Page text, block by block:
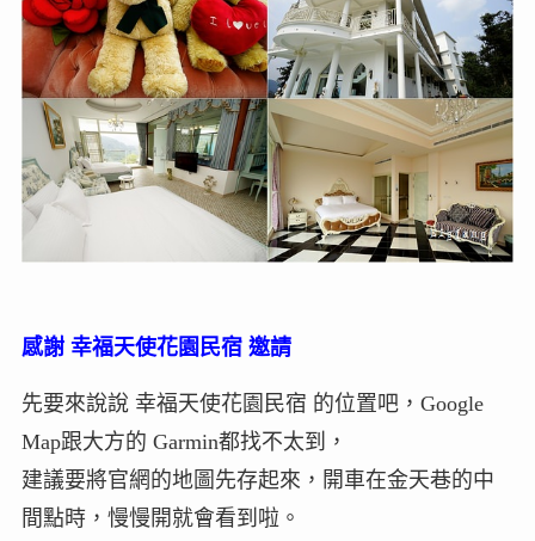
感謝 幸福天使花園民宿 邀請
先要來說說 幸福天使花園民宿 的位置吧，Google
Map跟大方的 Garmin都找不太到，
建議要將官網的地圖先存起來，開車在金天巷的中
間點時，慢慢開就會看到啦。